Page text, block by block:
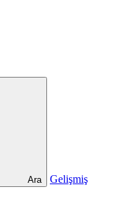
Ara
Gelişmiş